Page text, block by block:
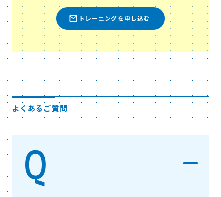
トレーニングを申し込む
よくあるご質問